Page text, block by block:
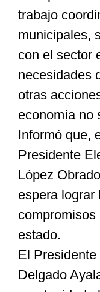
trabajo
municipales,
con el sector
necesidades
otras
economía no
Informó que,
Presidente
López
espera lograr
estado.
El
Delgado